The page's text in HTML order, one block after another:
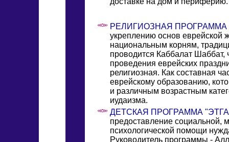
РЕЛИГИОЗНАЯ ПРОГРАММА
укреплению основ еврейской
национальным корням,
проводится Каббалат Шаббат,
проведения еврейских
религиозная. Как составная
еврейскому образованию,
и различным возрастным
иудаизма.
ДЕТСКАЯ ПРОГРАММА
предоставление социальной,
психологической помощи
Руководитель программы -